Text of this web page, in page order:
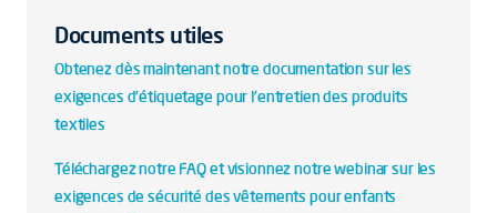
Documents utiles
Obtenez dès maintenant notre documentation sur les
exigences d'étiquetage pour l'entretien des produits
textiles
Téléchargez notre FAQ et visionnez notre webinar sur les
exigences de sécurité des vêtements pour enfants